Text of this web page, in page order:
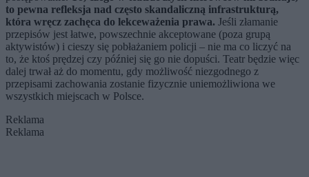
to pewna refleksja nad często skandaliczną infrastrukturą,
która wręcz zachęca do lekceważenia prawa. Jeśli złamanie
przepisów jest łatwe, powszechnie akceptowane (poza grupą
aktywistów) i cieszy się pobłażaniem policji – nie ma co liczyć na
to, że ktoś prędzej czy później się go nie dopuści. Teatr będzie więc
dalej trwał aż do momentu, gdy możliwość niezgodnego z
przepisami zachowania zostanie fizycznie uniemożliwiona we
wszystkich miejscach w Polsce.
Reklama
Reklama